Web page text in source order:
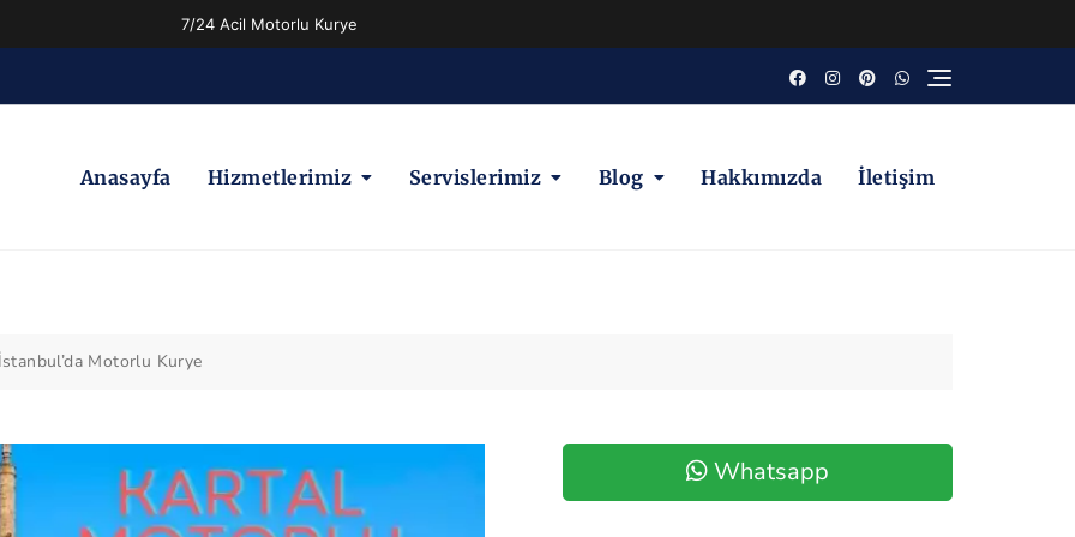
7/24 Acil Motorlu Kurye
Anasayfa Hizmetlerimiz Servislerimiz Blog Hakkımızda İletişim
Motorlu Kurye
Whatsapp